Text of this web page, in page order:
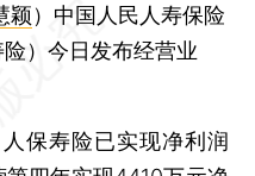
颖） 中国人民人寿保险
）今日发布经营业
保寿险已实现净利润